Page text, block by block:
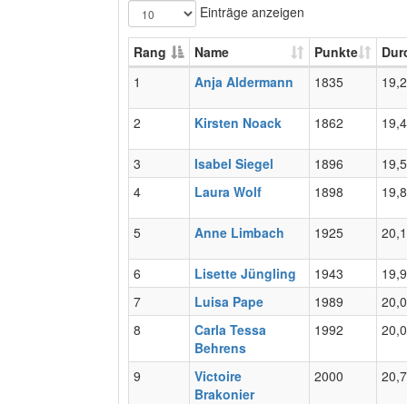
Einträge anzeigen
Rang Name Punkte
1
Anja Aldermann 1835
2 Kirsten Noack 1862
3 Isabel Siegel 1896
4
Laura Wolf 1898
5 Anne Limbach 1925
6 Lisette Jüngling 1943
7
Luisa Pape 1989
8
Carla Tessa
Behrens
1992
9
Victoire
Brakonier
2000